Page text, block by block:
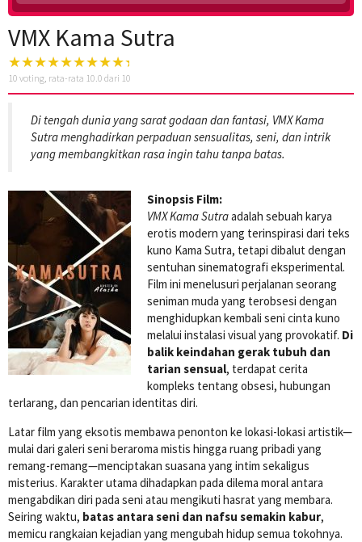
VMX Kama Sutra
10 voting, rata-rata 10.0 dari 10
Di tengah dunia yang sarat godaan dan fantasi, VMX Kama
Sutra menghadirkan perpaduan sensualitas, seni, dan intrik
yang membangkitkan rasa ingin tahu tanpa batas.
Sinopsis Film:
VMX Kama Sutraadalah sebuah karya
erotis modern yang terinspirasi dari teks
kuno Kama Sutra, tetapi dibalut dengan
sentuhan sinematografi eksperimental.
Film ini menelusuri perjalanan seorang
seniman muda yang terobsesi dengan
menghidupkan kembali seni cinta kuno
melalui instalasi visual yang provokatif. Di
balik keindahan gerak tubuh dan
tarian sensual, terdapat cerita
kompleks tentang obsesi, hubungan
terlarang, dan pencarian identitas diri.
Latar film yang eksotis membawa penonton ke lokasi-lokasi artistik—
mulai dari galeri seni beraroma mistis hingga ruang pribadi yang
remang-remang—menciptakan suasana yang intim sekaligus
misterius. Karakter utama dihadapkan pada dilema moral antara
mengabdikan diri pada seni atau mengikuti hasrat yang membara.
Seiring waktu, batas antara seni dan nafsu semakin kabur,
memicu rangkaian kejadian yang mengubah hidup semua tokohnya.